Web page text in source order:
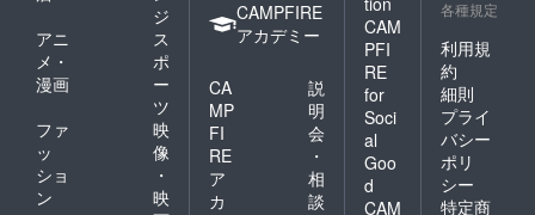
ジ
アニ
メ・
漫画
ス
ポ
ー
ツ
ファ
ッ
ショ
ン
映
像
・
映
CAMPFIRE
アカデミー
CA
MP
FI
RE
ア
カ
説
明
会
・
相
談
CAM
PFI
RE
for
Soci
al
Goo
d
CAM
各種規定
利用規
約
細則
プライ
バシー
ポリ
シー
特定商